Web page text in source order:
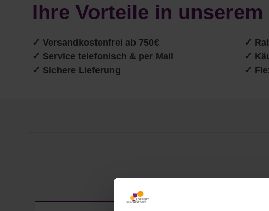
Ihre Vorteile in
✓ Versandkostenfrei ab 750€
✓ Service telefonisch & per Mail
✓ Sichere Lieferung
✓
✓
✓
Produktgalerie überspringen